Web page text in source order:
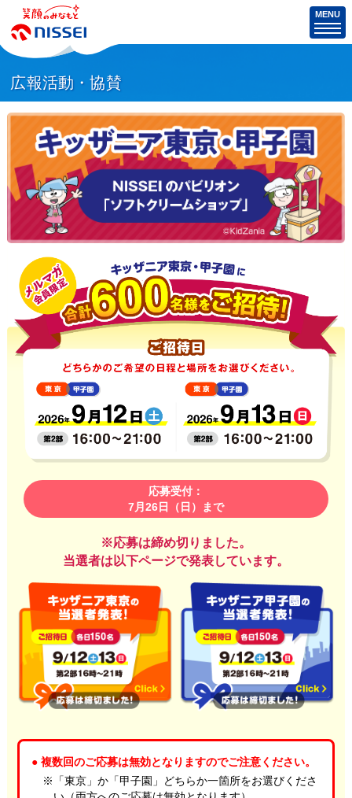
MENU
広報活動・協賛
応募受付：
7月26日（日）まで
※応募は締め切りました。
当選者は以下ページで発表しています。
● 複数回のご応募は無効となりますのでご注意ください。
※「東京」か「甲子園」どちらか一箇所をお選びくださ